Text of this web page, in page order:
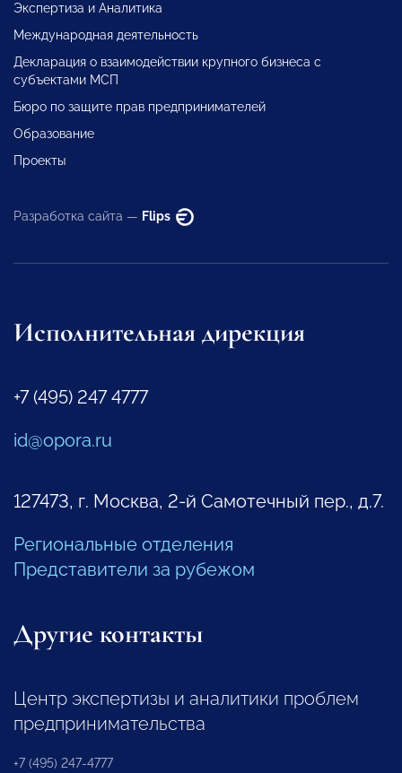
Экспертиза и Аналитика
Международная деятельность
Декларация о взаимодействии крупного бизнеса с
субъектами МСП
Бюро по защите прав предпринимателей
Образование
Проекты
Разработка сайта — Flips
Исполнительная дирекция
+7 (495) 247 4777
id@opora.ru
127473, г. Москва, 2-й Самотечный пер., д.7.
Региональные отделения
Представители за рубежом
Другие контакты
Центр экспертизы и аналитики проблем
предпринимательства
+7 (495) 247-4777